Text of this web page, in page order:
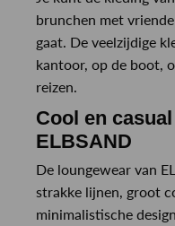
brunchen met
gaat. De veelzijdige
kantoor, op de boot,
reizen.
Cool en
ELBSAND
De loungewear van
strakke lijnen, groot
minimalistische